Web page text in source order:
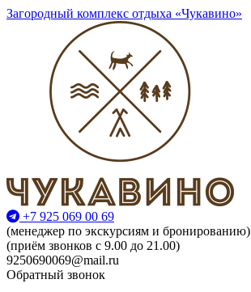
Загородный комплекс отдыха «Чукавино»
+7 925 069 00 69
(менеджер по экскурсиям и бронированию)
(приём звонков с 9.00 до 21.00)
9250690069@mail.ru
Обратный звонок